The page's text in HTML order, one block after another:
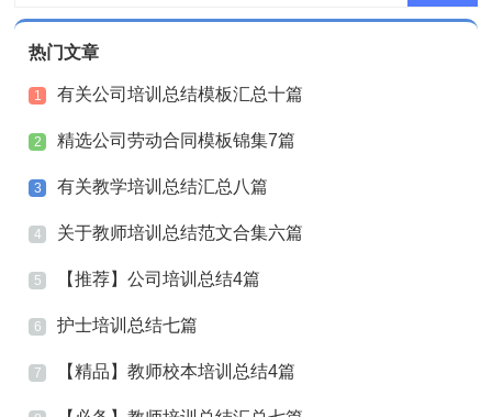
热门文章
1 有关公司培训总结模板汇总十篇
2 精选公司劳动合同模板锦集7篇
3 有关教学培训总结汇总八篇
4 关于教师培训总结范文合集六篇
5 【推荐】公司培训总结4篇
6 护士培训总结七篇
7 【精品】教师校本培训总结4篇